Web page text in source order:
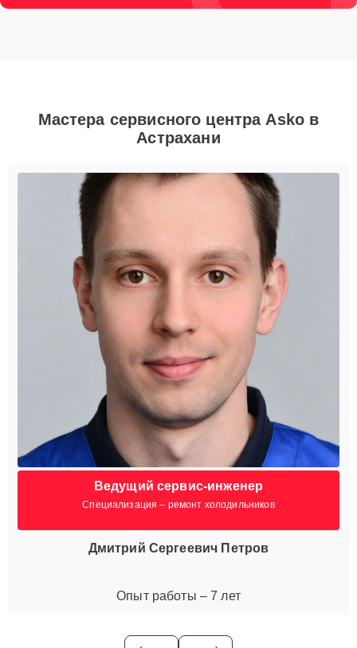
Мастера сервисного центра Asko в
Астрахани
Ведущий сервис-инженер
Специализация – ремонт холодильников
Дмитрий Сергеевич Петров
Опыт работы – 7 лет